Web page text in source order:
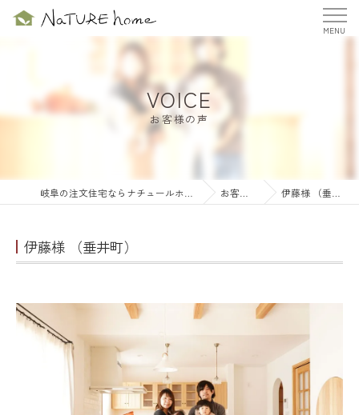
VOICE
お客様の声
お客様の声 伊藤様 （垂井町）
伊藤様 （垂井町）